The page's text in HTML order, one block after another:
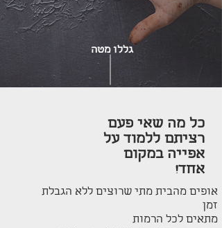
גללו מטה
כל מה שאי פעם
רציתם ללמוד על
אפייה במקום
אחד!
אופים מהבית מתי שרוצים ללא הגבלת
זמן
מתאים לכל הרמות